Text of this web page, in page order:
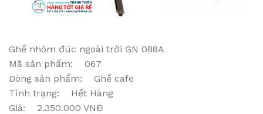
Ghế nhôm đúc ngoài trời GN 088A
Mã sản phẩm: 067
Dòng sản phẩm: Ghế cafe
Tình trạng: Hết Hàng
Giá: 2.350.000 VNĐ